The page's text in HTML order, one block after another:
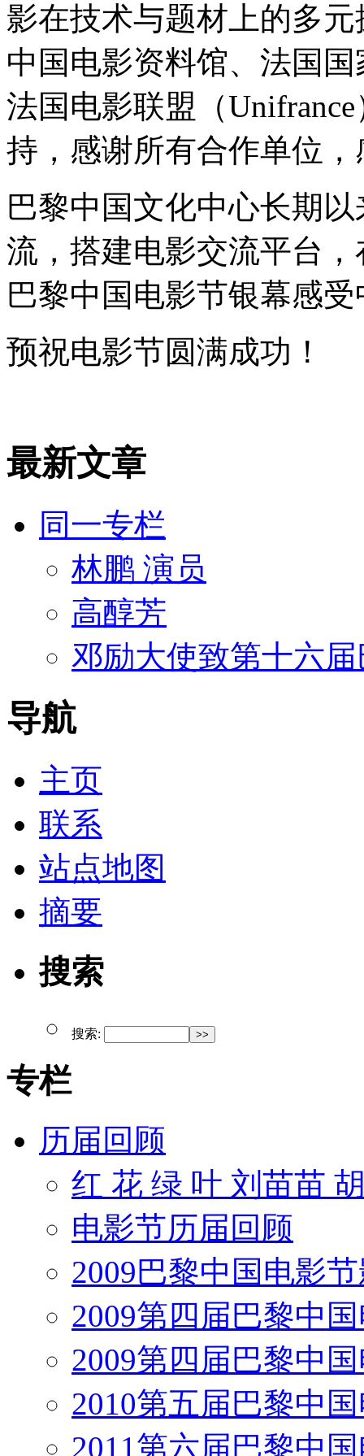
影在技术与题材上的多
中国电影资料馆、法国
法国电影联盟（
持，感谢所有合作单位
巴黎中国文化中心长期
流，搭建电影交流平台
巴黎中国电影节银幕感
预祝电影节圆满成功！
最新文章
同一专栏
林鹏 演员
高醇芳
邓励大使致第十六
导航
主页
联系
站点地图
摘要
搜索
搜索:
专栏
历届回顾
红 花 绿 叶 刘苗苗
电影节历届回顾
2009巴黎中国电影
2009第四届巴黎中
2009第四届巴黎中
2010第五届巴黎中
2011第六届巴黎中